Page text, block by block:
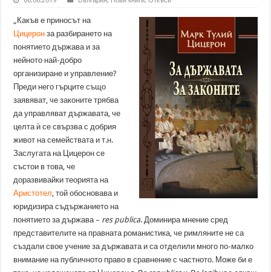
„Какъв е приносът на
Цицерон за разбирането на
понятието държава и за
нейното най-добро
организиране и управление?
Преди него гърците също
заявяват, че законите трябва
да управляват държавата, че
целта ѝ се свързва с добрия
живот на семействата и т.н.
Заслугата на Цицерон се
състои в това, че
доразвивайки теорията на
Аристотел, той обосновава и
юридизира съдържанието на
понятието за държава – res publica. Доминира мнение сред
представителите на правната романистика, че римляните не са
създали свое учение за държавата и са отделили много по-малко
внимание на публичното право в сравнение с частното. Може би е